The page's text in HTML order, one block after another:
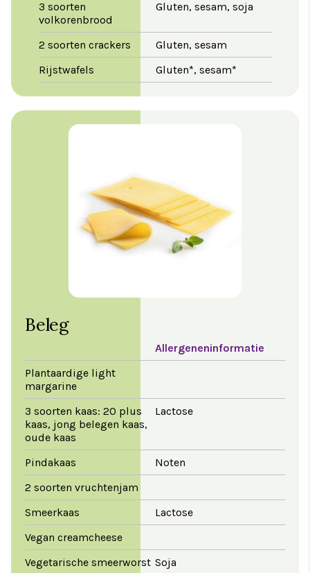
3 soorten
volkorenbrood
Gluten, sesam, soja
2 soorten crackers
Gluten, sesam
Rijstwafels
Gluten*, sesam*
Beleg
Allergeneninformatie
Plantaardige light
margarine
3 soorten kaas: 20 plus
kaas, jong belegen kaas,
oude kaas
Lactose
Pindakaas
Noten
2 soorten vruchtenjam
Smeerkaas
Lactose
Vegan creamcheese
Vegetarische smeerworst Soja